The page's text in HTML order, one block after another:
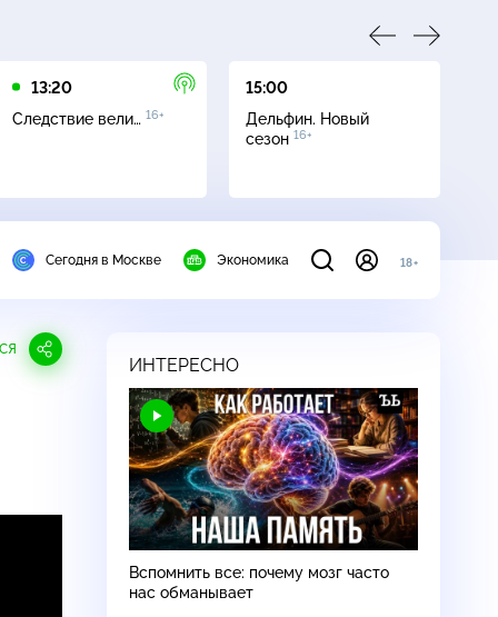
13:20
Следствие вели… 16+
15:00
Дельфин. Новый
сезон 16+
Сегодня в Москве Экономика 18+
ИНТЕРЕСНО
Вспомнить все: почему мозг часто
нас обманывает